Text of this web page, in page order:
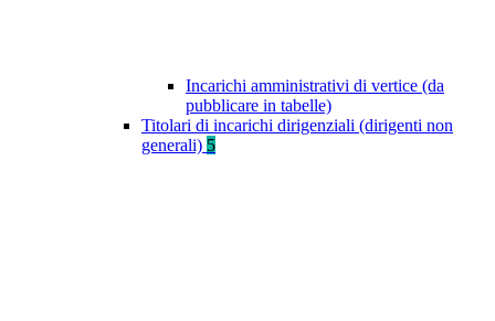
Incarichi amministrativi di vertice (da
pubblicare in tabelle)
Titolari di incarichi dirigenziali (dirigenti non
generali) 5